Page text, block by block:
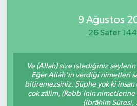
9 Ağustos
26 Safer
Ve (Allah) size istediğiniz
Eğer Allâh'ın verdiği nimetleri
bitiremezsiniz. Şüphe yok ki insan
çok zâlim, (Rabb'inin nimetlerine
(İbrâhîm Sûresi,